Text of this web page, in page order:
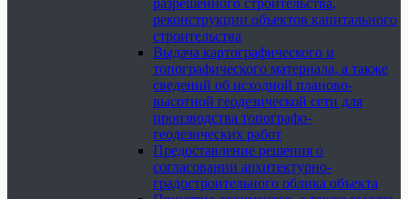
разрешенного строительства,
реконструкции объектов капитального
строительства
Выдача картографического и
топографического материала, а также
сведений об исходной планово-
высотной геодезической сети для
производства топографо-
геодезических работ
Предоставление решения о
согласовании архитектурно-
градостроительного облика объекта